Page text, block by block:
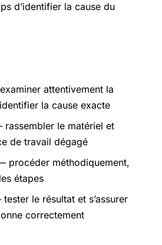
d’identifier la cause du
attentivement la
la cause exacte
le matériel et
de travail dégagé
procéder méthodiquement,
étapes
le résultat et s’assurer
correctement